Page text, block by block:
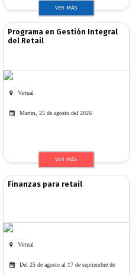
VER MÁS
Programa en Gestión Integral
del Retail
Virtual
Martes, 25 de agosto del 2026
VER MÁS
Finanzas para retail
Virtual
Del 25 de agosto al 17 de septiembre de